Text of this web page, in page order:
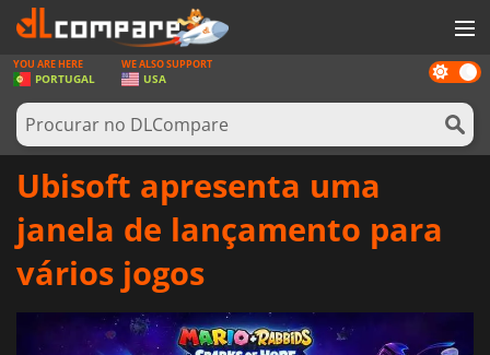
JOGOS
GAME CARDS
SOFTWARE
HARDWARE
ENTRAR OU REGISTAR
Dark
mode
YOU ARE HERE
PORTUGAL
WE ALSO SUPPORT
USA
Ubisoft apresenta uma
janela de lançamento para
vários jogos